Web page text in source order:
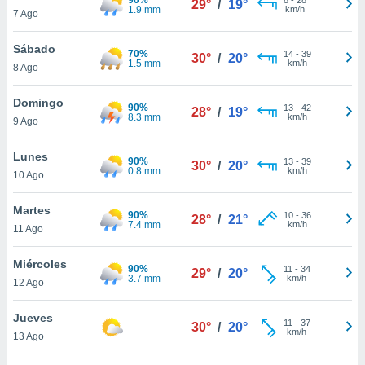
más
nuestra
y
de
disponible
cookies
aceptar
7 Ago
1.9 mm
29° / 19°
km/h
Sábado
8 Ago
70%
1.5 mm
30° / 20° 14- 39
km/h
Domingo
9 Ago
90%
8.3 mm
28° / 19° 13- 42
km/h
Lunes
10 Ago
90%
0.8 mm
30° / 20° 13- 39
km/h
Martes
11 Ago
90%
7.4 mm
28° / 21° 10- 36
km/h
Miércoles
12 Ago
90%
3.7 mm
29° / 20° 11 - 34
km/h
Jueves
13 Ago
30° / 20° 11 - 37
km/h